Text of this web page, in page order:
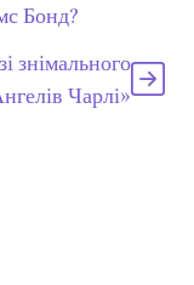
Бонд?
знімального
Чарлі»